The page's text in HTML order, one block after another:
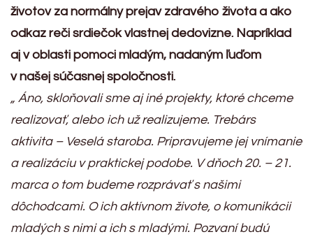
životov za normálny prejav zdravého života a ako
odkaz reči srdiečok vlastnej dedovizne. Napríklad
aj v oblasti pomoci mladým, nadaným ľuďom
v našej súčasnej spoločnosti.
„ Áno, skloňovali sme aj iné projekty, ktoré chceme
realizovať, alebo ich už realizujeme. Trebárs
aktivita – Veselá staroba. Pripravujeme jej vnímanie
a realizáciu v praktickej podobe. V dňoch 20. – 21.
marca o tom budeme rozprávať s našimi
dôchodcami. O ich aktívnom živote, o komunikácii
mladých s nimi a ich s mladými. Pozvaní budú